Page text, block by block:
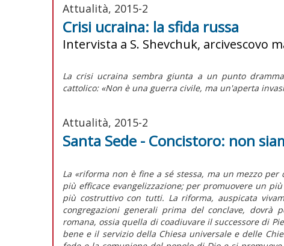
Attualità, 2015-2
Crisi ucraina: la sfida russa
Intervista a S. Shevchuk, arcivescovo
La crisi ucraina sembra giunta a un punto
cattolico: «Non è una guerra civile, ma un'aperta
Attualità, 2015-2
Santa Sede - Concistoro: non
La «riforma non è fine a sé stessa, ma un mezzo
più efficace evangelizzazione; per promuovere un
più costruttivo con tutti. La riforma, auspicata
congregazioni generali prima del conclave, dovrà
romana, ossia quella di coadiuvare il successore di
bene e il servizio della Chiesa universale e delle